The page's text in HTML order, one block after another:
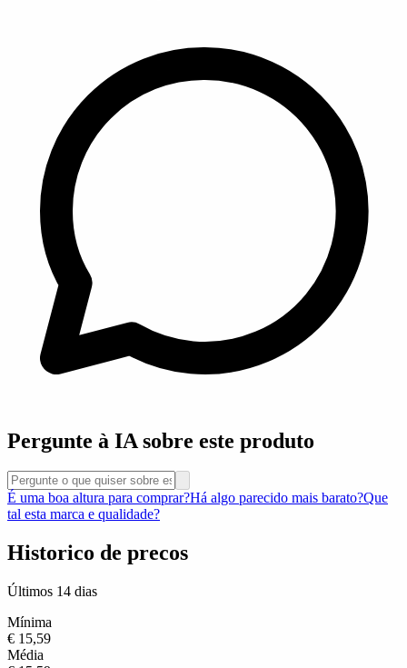
Pergunte à IA sobre este produto
É uma boa altura para comprar?Há algo parecido mais barato?Que
tal esta marca e qualidade?
Historico de precos
Últimos 14 dias
Mínima
€ 15,59
Média